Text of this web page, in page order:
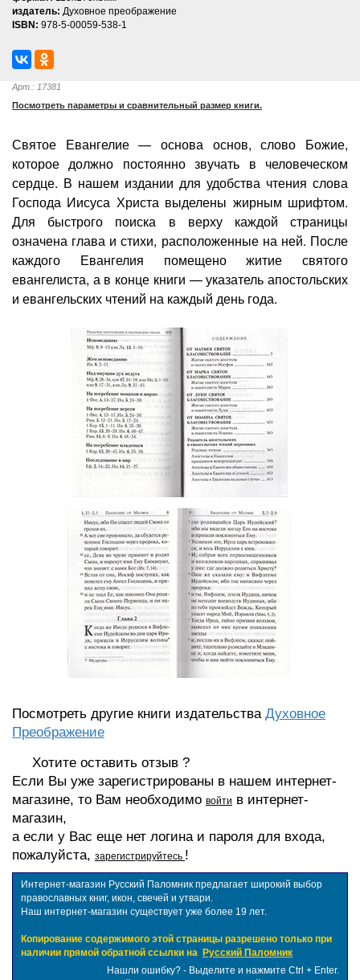
издатель: Духовное преображение
ISBN: 978-5-00059-538-1
Арт.: 17381
Посмотреть параметры и сравнительный размер книги.
Святое Евангелие — основа основ, слово Божие,
которое должно постоянно звучать в человеческом
сердце. В нашем издании для удобства чтения слова
Господа Иисуса Христа выделены жирным шрифтом.
Для быстрого поиска в верху каждой страницы
означена глава и стихи, расположенные на ней. После
каждого Евангелия помещено житие святого
евангелиста, а в конце книги — указатель апостольских
и евангельских чтений на каждый день года.
Посмотреть другие книги издательства Духовное
Преображение
Хотите оставить отзыв ?
Если Вы уже зарегистрированы в нашем интернет-
магазине, то Вам необходимо войти в интернет-
магазин,
а если у Вас еще нет логина и пароля для входа,
пожалуйста, зарегистрируйтесь !
Интернет-магазин Русский Паломник предлагает широкий выбор
православных книг, икон, свечей и утвари.
Наш интернет-магазин существует уже более 19 лет.
Копирование содержимого этой страницы разрешено только при
наличии прямой обратной ссылки на Русский Паломник
Нашли ошибку? - Выделите и нажмите Ctrl + Enter.